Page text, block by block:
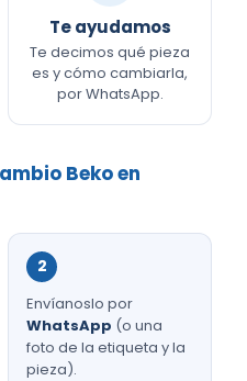
Te ayudamos
Te decimos qué pieza
es y cómo cambiarla,
por WhatsApp.
Beko en
2
Envíanoslo por
WhatsApp (o una
foto de la etiqueta y la
pieza).